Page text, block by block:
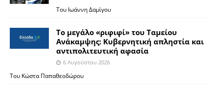
Του Ιωάννη Δαμίγου
Το μεγάλο «ριφιφί» του Ταμείου
Ανάκαμψης: Κυβερνητική απληστία και
αντιπολιτευτική αφασία
6 Αυγούστου 2026
Του Κώστα Παπαθεοδώρου